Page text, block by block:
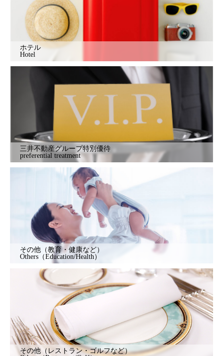
ホテル
Hotel
三井不動産グループ特別優待
preferential treatment
その他（教育・健康など）
Others（Education/Health）
その他（レストラン・ゴルフなど）